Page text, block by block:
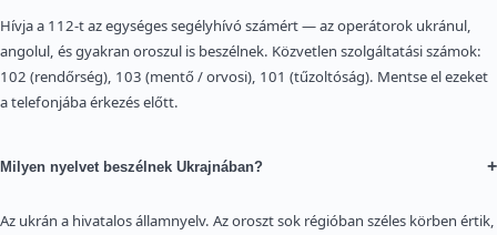
Hívja a 112-t az egységes segélyhívó számért — az operátorok ukránul,
angolul, és gyakran oroszul is beszélnek. Közvetlen szolgáltatási számok:
102 (rendőrség), 103 (mentő / orvosi), 101 (tűzoltóság). Mentse el ezeket
a telefonjába érkezés előtt.
Milyen nyelvet beszélnek Ukrajnában? +
Az ukrán a hivatalos államnyelv. Az oroszt sok régióban széles körben értik,